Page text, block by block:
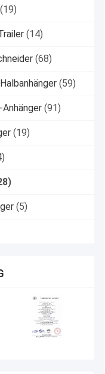
(19)
(14)
(68)
(59)
(91)
(19)
(5)